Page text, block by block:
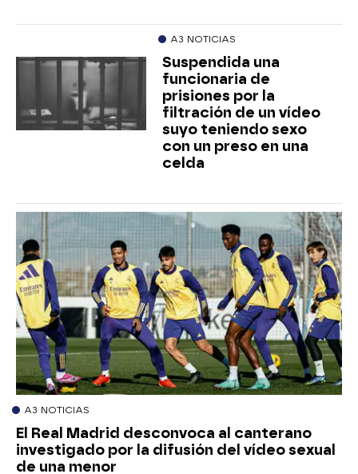
A3 NOTICIAS
Suspendida una
funcionaria de
prisiones por la
filtración de un vídeo
suyo teniendo sexo
con un preso en una
celda
A3 NOTICIAS
El Real Madrid desconvoca al canterano
investigado por la difusión del vídeo sexual
de una menor